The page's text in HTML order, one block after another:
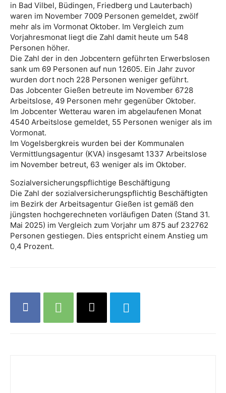
in Bad Vilbel, Büdingen, Friedberg und Lauterbach)
waren im November 7009 Personen gemeldet, zwölf
mehr als im Vormonat Oktober. Im Vergleich zum
Vorjahresmonat liegt die Zahl damit heute um 548
Personen höher.
Die Zahl der in den Jobcentern geführten Erwerbslosen
sank um 69 Personen auf nun 12605. Ein Jahr zuvor
wurden dort noch 228 Personen weniger geführt.
Das Jobcenter Gießen betreute im November 6728
Arbeitslose, 49 Personen mehr gegenüber Oktober.
Im Jobcenter Wetterau waren im abgelaufenen Monat
4540 Arbeitslose gemeldet, 55 Personen weniger als im
Vormonat.
Im Vogelsbergkreis wurden bei der Kommunalen
Vermittlungsagentur (KVA) insgesamt 1337 Arbeitslose
im November betreut, 63 weniger als im Oktober.
Sozialversicherungspflichtige Beschäftigung
Die Zahl der sozialversicherungspflichtig Beschäftigten
im Bezirk der Arbeitsagentur Gießen ist gemäß den
jüngsten hochgerechneten vorläufigen Daten (Stand 31.
Mai 2025) im Vergleich zum Vorjahr um 875 auf 232762
Personen gestiegen. Dies entspricht einem Anstieg um
0,4 Prozent.